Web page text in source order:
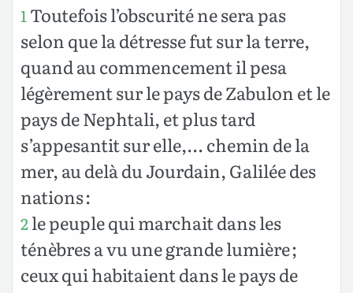
1 Toutefois l’obscurité ne sera pas
selon que la détresse fut sur la terre,
quand au commencement il pesa
légèrement sur le pays de Zabulon et le
pays de Nephtali, et plus tard
s’appesantit sur elle,... chemin de la
mer, au delà du Jourdain, Galilée des
nations :
2le peuple qui marchait dans les
ténèbres a vu une grande lumière ;
ceux qui habitaient dans le pays de